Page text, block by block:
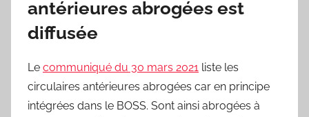
antérieures abrogées est
diffusée
Le communiqué du 30 mars 2021 liste les
circulaires antérieures abrogées car en principe
intégrées dans le BOSS. Sont ainsi abrogées à